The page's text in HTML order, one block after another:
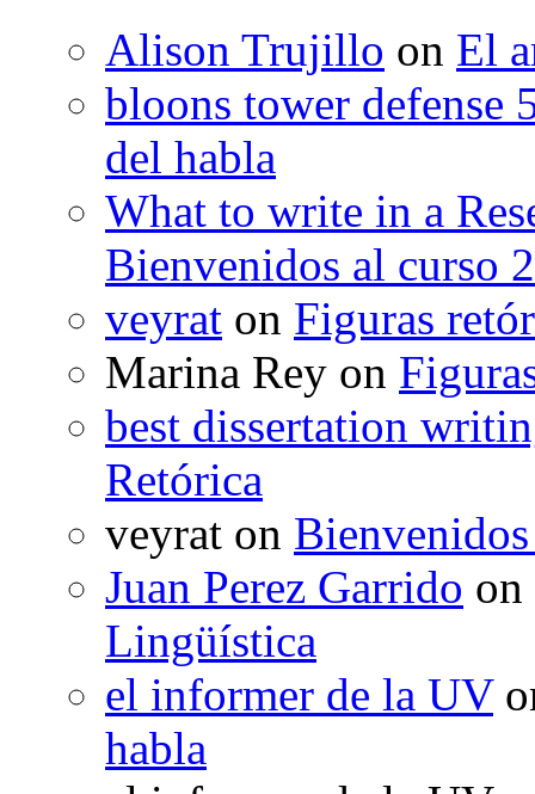
Alison Trujillo on El
bloons tower defense
del habla
What to write in a
Bienvenidos al curso
veyrat on Figuras
Marina Rey on
best dissertation
Retórica
veyrat on
Juan Perez Garrido on
Lingüística
el informer de la UV
habla